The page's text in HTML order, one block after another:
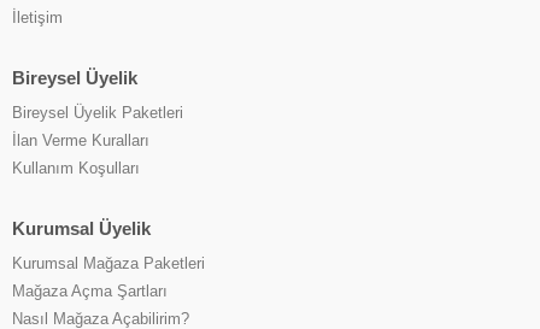
İletişim
Bireysel Üyelik
Bireysel Üyelik Paketleri
İlan Verme Kuralları
Kullanım Koşulları
Kurumsal Üyelik
Kurumsal Mağaza Paketleri
Mağaza Açma Şartları
Nasıl Mağaza Açabilirim?